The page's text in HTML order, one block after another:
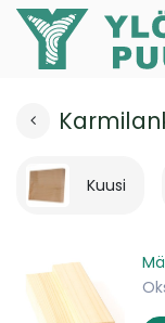
Kuusi